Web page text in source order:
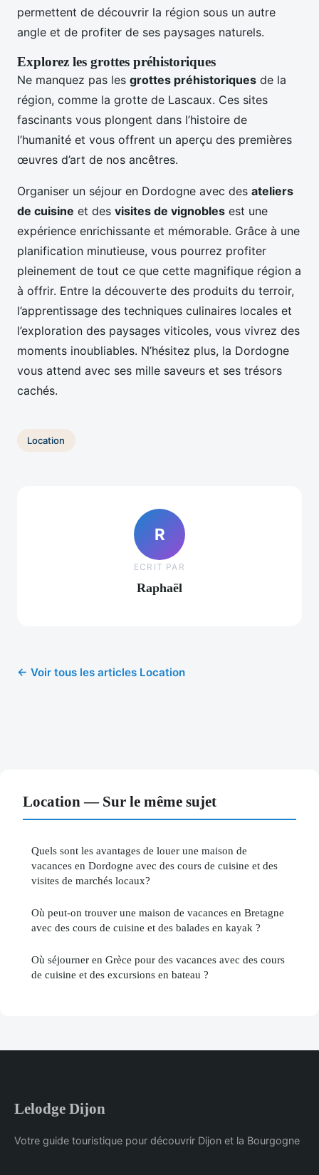
permettent de découvrir la région sous un autre
angle et de profiter de ses paysages naturels.
Explorez les grottes préhistoriques
Ne manquez pas les grottes préhistoriques de la
région, comme la grotte de Lascaux. Ces sites
fascinants vous plongent dans l’histoire de
l’humanité et vous offrent un aperçu des premières
œuvres d’art de nos ancêtres.
Organiser un séjour en Dordogne avec des ateliers
de cuisine et des visites de vignobles est une
expérience enrichissante et mémorable. Grâce à une
planification minutieuse, vous pourrez profiter
pleinement de tout ce que cette magnifique région a
à offrir. Entre la découverte des produits du terroir,
l’apprentissage des techniques culinaires locales et
l’exploration des paysages viticoles, vous vivrez des
moments inoubliables. N’hésitez plus, la Dordogne
vous attend avec ses mille saveurs et ses trésors
cachés.
Location
R
ECRIT PAR
Raphaël
← Voir tous les articles Location
Location — Sur le même sujet
Quels sont les avantages de louer une maison de
vacances en Dordogne avec des cours de cuisine et des
visites de marchés locaux?
Où peut-on trouver une maison de vacances en Bretagne
avec des cours de cuisine et des balades en kayak ?
Où séjourner en Grèce pour des vacances avec des cours
de cuisine et des excursions en bateau ?
Lelodge Dijon
Votre guide touristique pour découvrir Dijon et la Bourgogne